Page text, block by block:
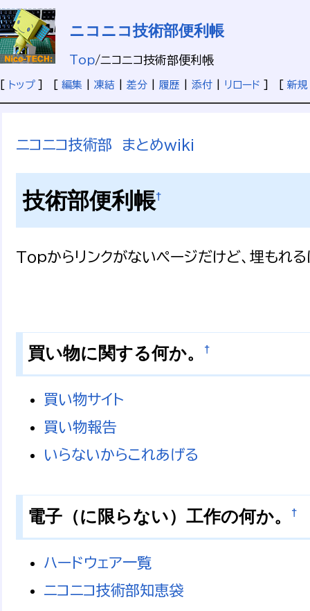
ニコニコ技術部便利帳
Top/ニコニコ技術部便利帳
トップ] [ 編集 凍結 差分 履歴 添付 リロード 新規
ニコニコ技術部 まとめwiki
技術部便利帳†
Topからリンクがないページだけど、埋もれる
買い物に関する何か。 †
買い物サイト
買い物報告
いらないからこれあげる
電子（に限らない）工作の何か。 †
ハードウェア一覧
ニコニコ技術部知恵袋